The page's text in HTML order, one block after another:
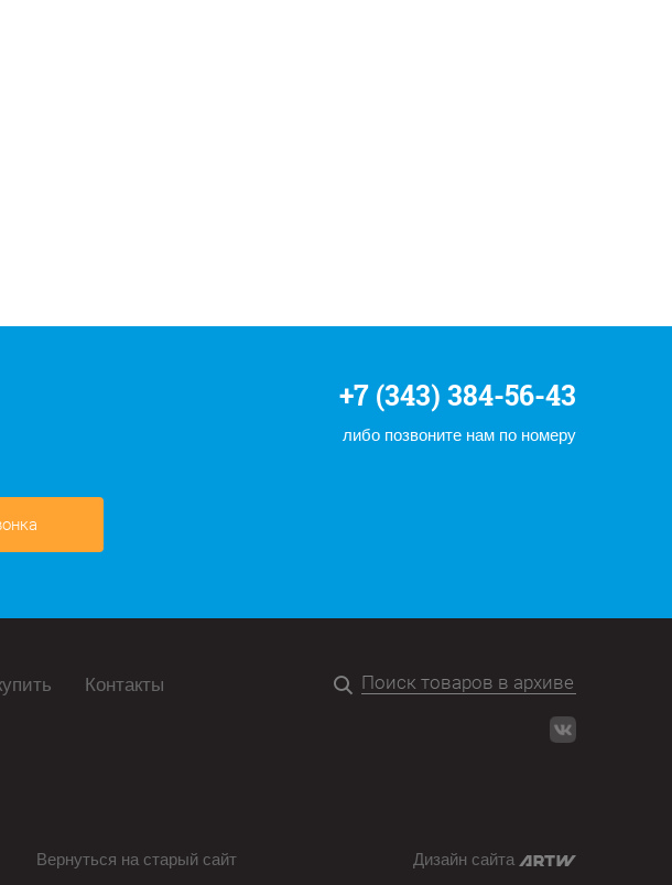
+7 (343) 384-56-43
либо позвоните нам по номеру
Контакты
Вернуться на старый сайт Дизайн сайта